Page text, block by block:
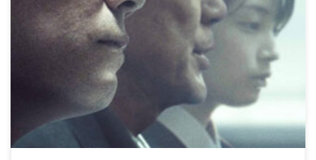
Quando, nel volgere di una ventina di giorni, riguardi un
film per la seconda volta i motivi sono due: o non lo hai
compreso e vuoi trovarne le chiavi o ti ha
entusiasmato e ti è rimasto talmente impresso che
desideri ritornare tra le sue atmosfere, le domande che